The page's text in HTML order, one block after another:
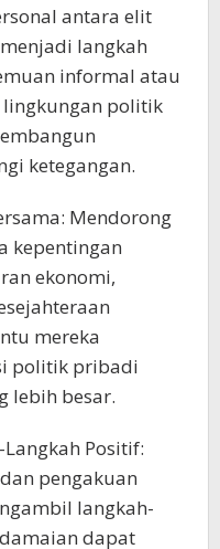
antara elit
langkah
informal atau
lingkungan politik
ketegangan.
Mendorong
kepentingan
ekonomi,
mereka
politik pribadi
lebih besar.
Positif:
pengakuan
langkah-
dapat